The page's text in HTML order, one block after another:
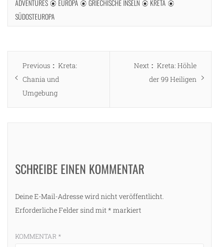
ADVENTURES EUROPA GRIECHISCHE INSELN
KRETA
SÜDOSTEUROPA
Beitragsnavigation
Previous
Previous
post:
Kreta:
Chania und
Umgebung
Next
Next
post:
Kreta: Höhle
der 99 Heiligen
SCHREIBE EINEN KOMMENTAR
Deine E-Mail-Adresse wird nicht veröffentlicht.
Erforderliche Felder sind mit * markiert
KOMMENTAR *